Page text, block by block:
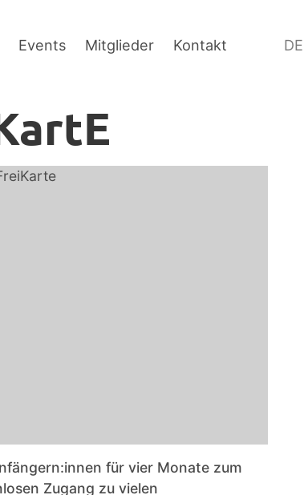
Events Mitglieder Kontakt DE
für vier Monate zum
Zugang zu vielen